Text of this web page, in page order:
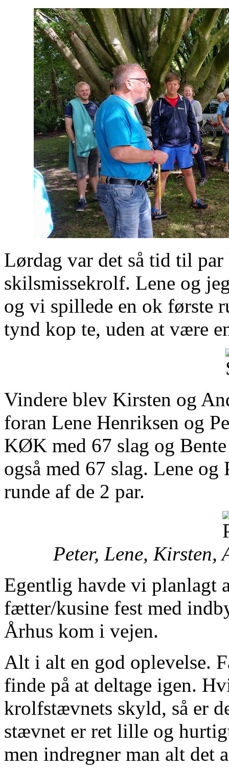
Lørdag var det så tid til
skilsmissekrolf. Lene og
og vi spillede en ok første
tynd kop te, uden at være
Vindere blev Kirsten og
foran Lene Henriksen og
KØK med 67 slag og
også med 67 slag. Lene og
runde af de 2 par.
Peter, Lene, Kirsten,
Egentlig havde vi planlagt
fætter/kusine fest med
Århus kom i vejen.
Alt i alt en god oplevelse.
finde på at deltage igen.
krolfstævnets skyld, så er
stævnet er ret lille og
men indregner man alt det